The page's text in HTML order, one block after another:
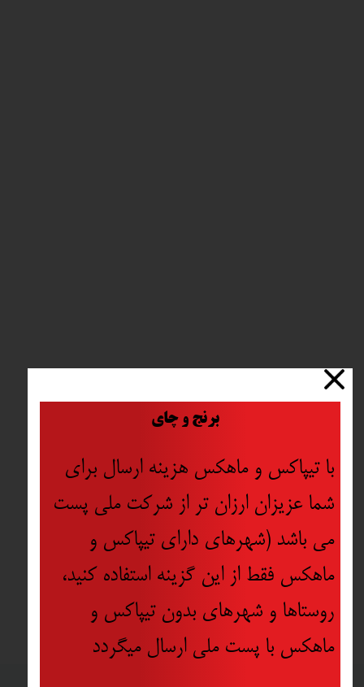
برنج و چای
با تیپاکس و ماهکس هزینه ارسال برای
شما عزیزان ارزان تر از شرکت ملی پست
می باشد (شهرهای دارای تیپاکس و
ماهکس فقط از این گزینه استفاده کنید،
روستاها و شهرهای بدون تیپاکس و
ماهکس با پست ملی ارسال میگردد